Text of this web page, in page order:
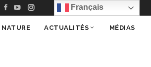
Français
ACTUALITÉS MÉDIAS